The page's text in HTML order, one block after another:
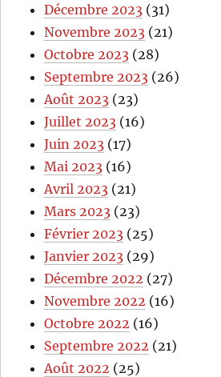
Décembre 2023 (31)
Novembre 2023 (21)
Octobre 2023 (28)
Septembre 2023 (26)
Août 2023 (23)
Juillet 2023 (16)
Juin 2023 (17)
Mai 2023 (16)
Avril 2023 (21)
Mars 2023 (23)
Février 2023 (25)
Janvier 2023 (29)
Décembre 2022 (27)
Novembre 2022 (16)
Octobre 2022 (16)
Septembre 2022 (21)
Août 2022 (25)